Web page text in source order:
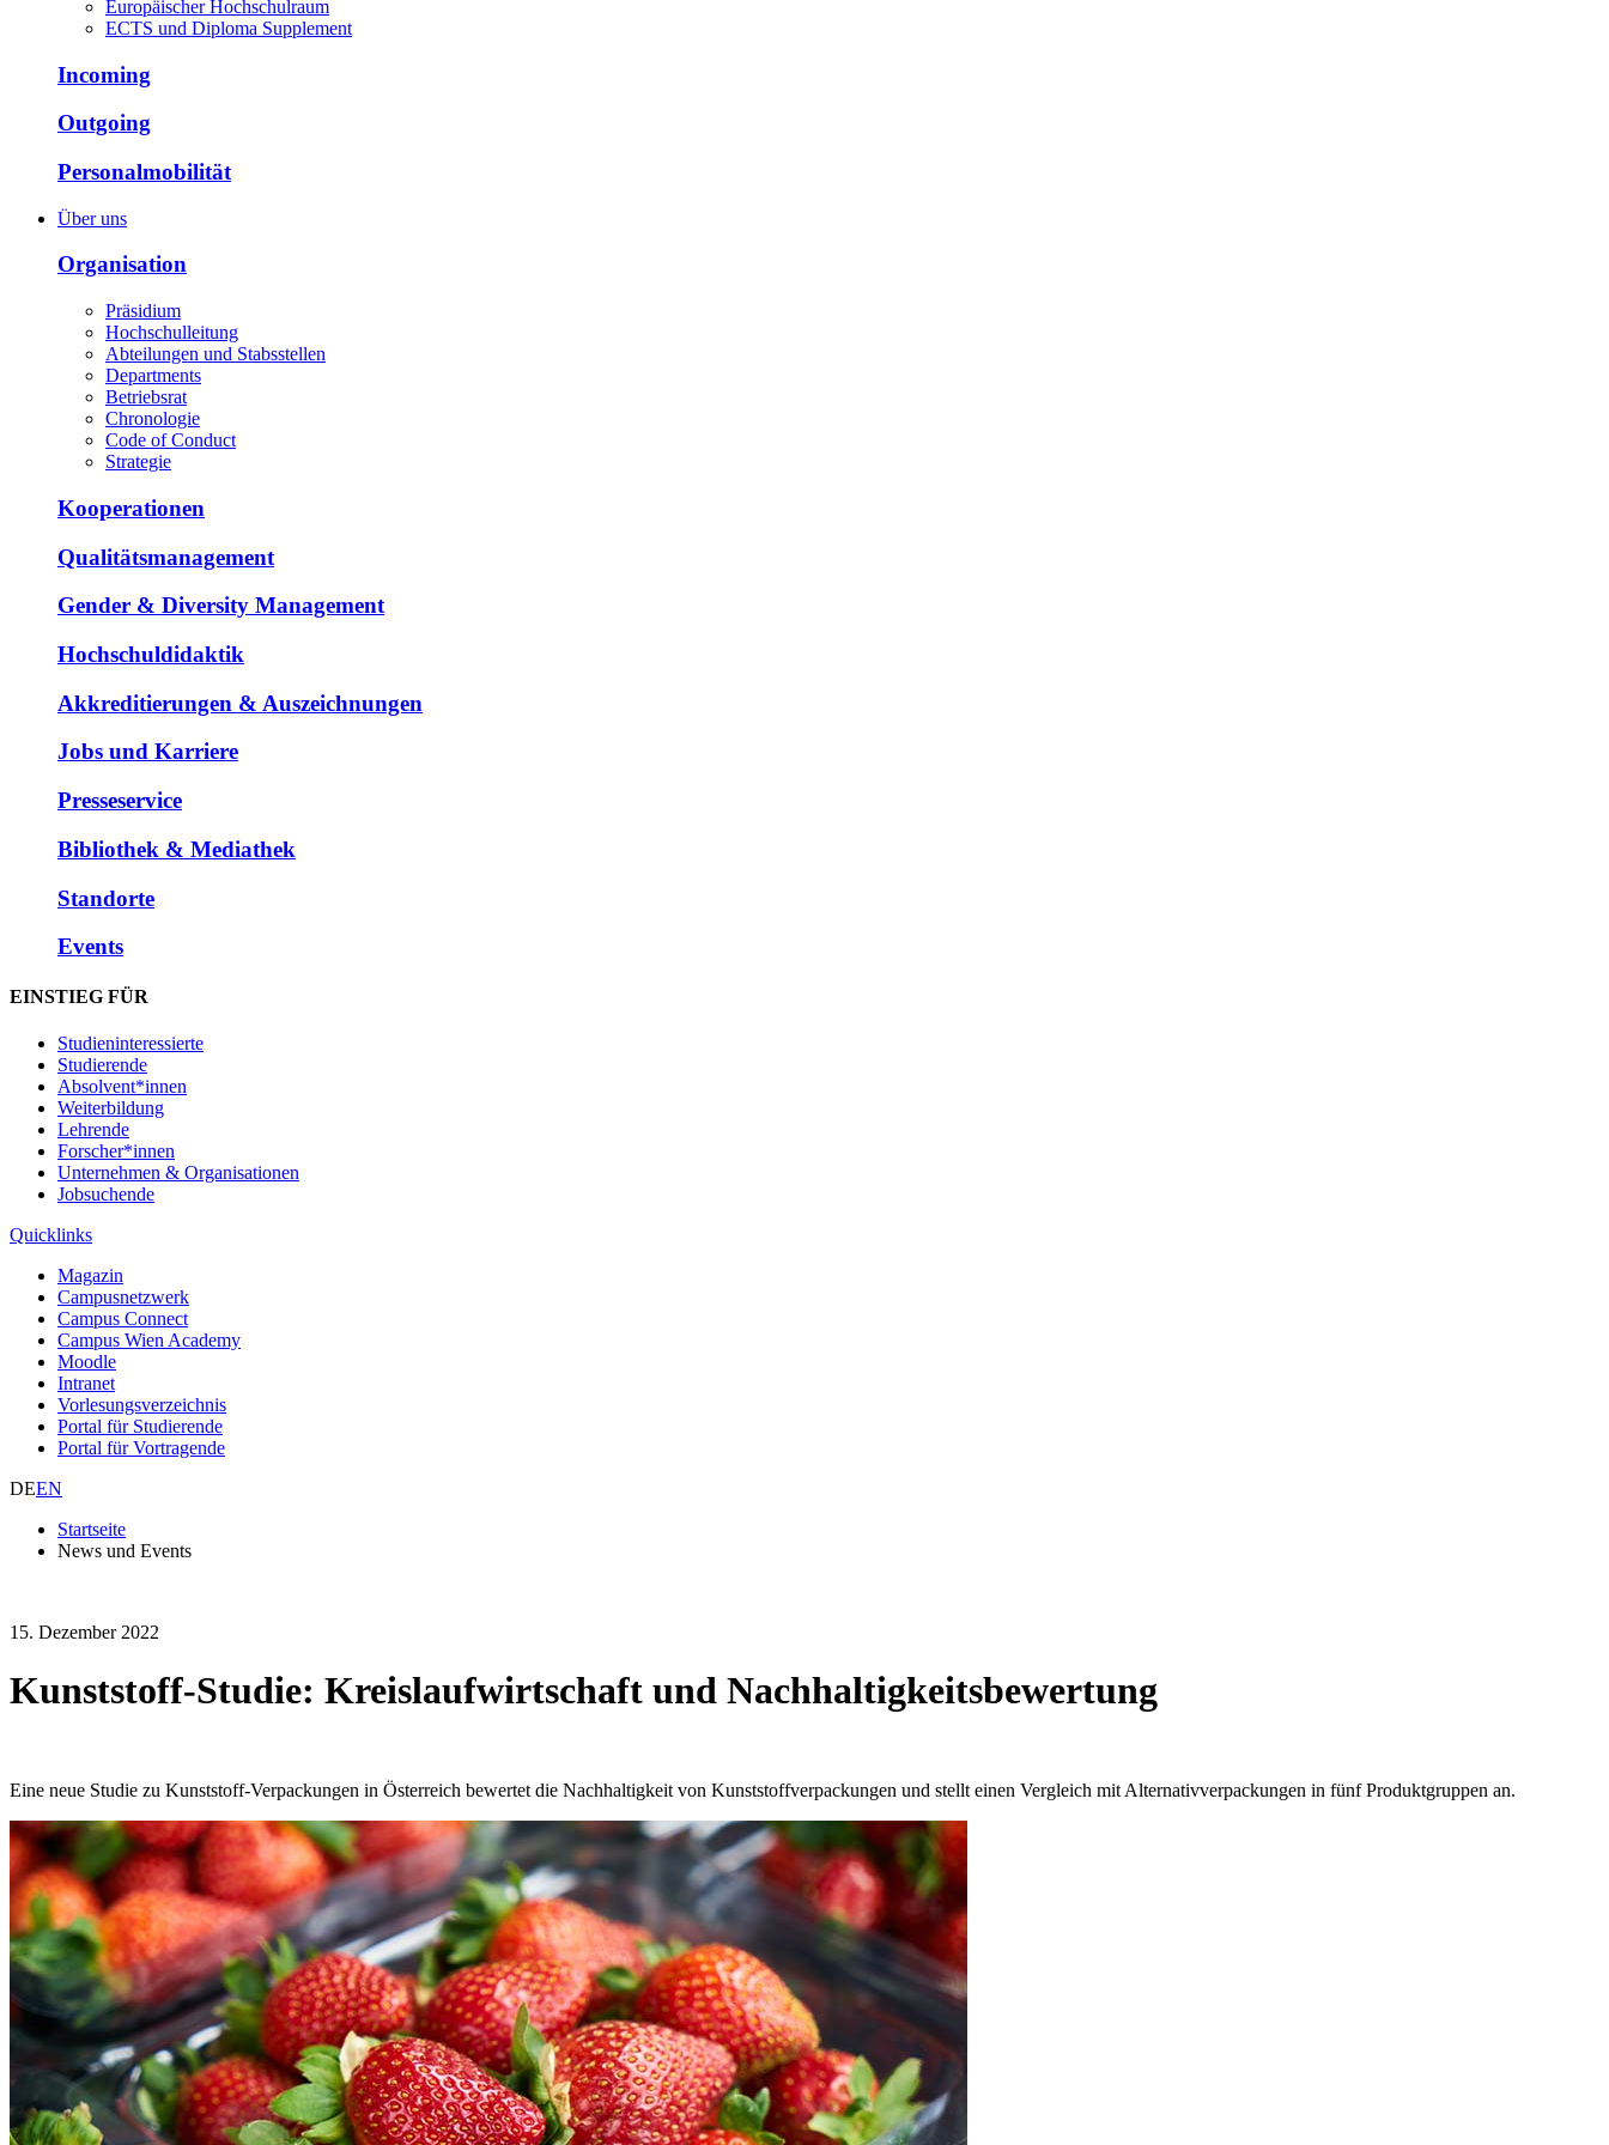
Europäischer Hochschulraum
ECTS und Diploma Supplement
Incoming
Outgoing
Personalmobilität
Über uns
Organisation
Präsidium
Hochschulleitung
Abteilungen und Stabsstellen
Departments
Betriebsrat
Chronologie
Code of Conduct
Strategie
Kooperationen
Qualitätsmanagement
Gender & Diversity Management
Hochschuldidaktik
Akkreditierungen & Auszeichnungen
Jobs und Karriere
Presseservice
Bibliothek & Mediathek
Standorte
Events
EINSTIEG FÜR
Studieninteressierte
Studierende
Absolvent*innen
Weiterbildung
Lehrende
Forscher*innen
Unternehmen & Organisationen
Jobsuchende
Quicklinks
Magazin
Campusnetzwerk
Campus Connect
Campus Wien Academy
Moodle
Intranet
Vorlesungsverzeichnis
Portal für Studierende
Portal für Vortragende
DEEN
Startseite
News und Events
15. Dezember 2022
Kunststoff-Studie: Kreislaufwirtschaft und Nachhaltigkeitsbewertung
Eine neue Studie zu Kunststoff-Verpackungen in Österreich bewertet die Nachhaltigkeit von Kunststoffverpackungen und stellt einen Vergleich mit Alternativverpackungen in fünf Produktgruppen an.